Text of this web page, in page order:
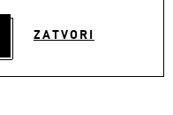
ZATVORI